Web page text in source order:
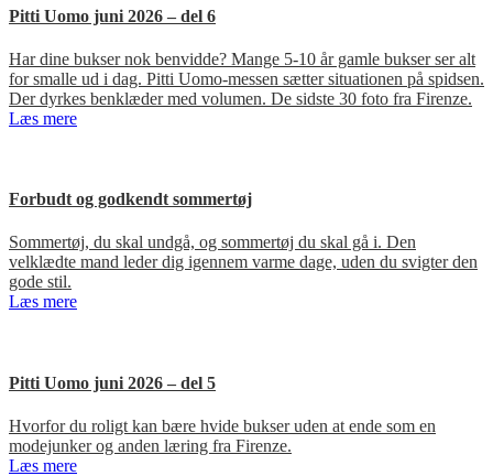
Pitti Uomo juni 2026 – del 6
Har dine bukser nok benvidde? Mange 5-10 år gamle bukser ser alt
for smalle ud i dag. Pitti Uomo-messen sætter situationen på spidsen.
Der dyrkes benklæder med volumen. De sidste 30 foto fra Firenze.
Læs mere
Forbudt og godkendt sommertøj
Sommertøj, du skal undgå, og sommertøj du skal gå i. Den
velklædte mand leder dig igennem varme dage, uden du svigter den
gode stil.
Læs mere
Pitti Uomo juni 2026 – del 5
Hvorfor du roligt kan bære hvide bukser uden at ende som en
modejunker og anden læring fra Firenze.
Læs mere